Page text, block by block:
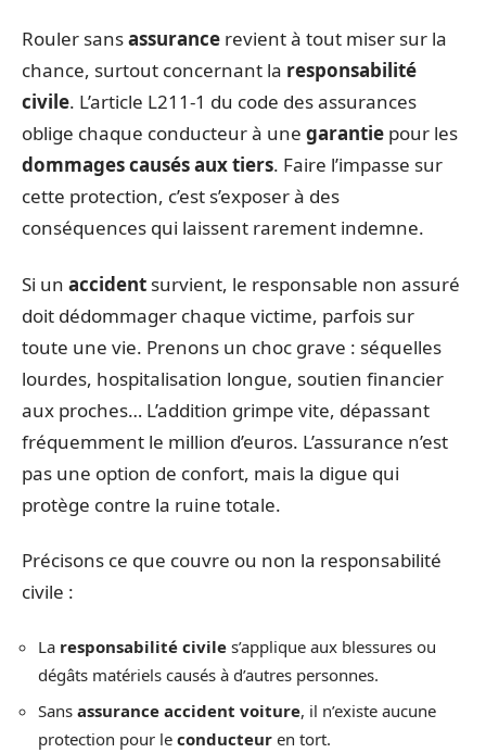
Rouler sansassurance revient à tout miser sur la
chance, surtout concernant la responsabilité
civile. L’article L211-1 du code des assurances
oblige chaque conducteur à une garantie pour les
dommages causés aux tiers. Faire l’impasse sur
cette protection, c’est s’exposer à des
conséquences qui laissent rarement indemne.
Si un accident survient, le responsable non assuré
doit dédommager chaque victime, parfois sur
toute une vie. Prenons un choc grave : séquelles
lourdes, hospitalisation longue, soutien financier
aux proches… L’addition grimpe vite, dépassant
fréquemment le million d’euros. L’assurance n’est
pas une option de confort, mais la digue qui
protège contre la ruine totale.
Précisons ce que couvre ou non la responsabilité
civile :
La responsabilité civile s’applique aux blessures ou
dégâts matériels causés à d’autres personnes.
Sans assurance accident voiture, il n’existe aucune
protection pour le conducteur en tort.